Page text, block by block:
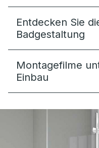
Entdecken Sie
Badgestaltung
Montagefilme
Einbau